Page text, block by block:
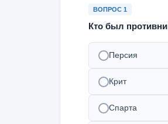
ВОПРОС 1
Кто был
Персия
Крит
Спарта